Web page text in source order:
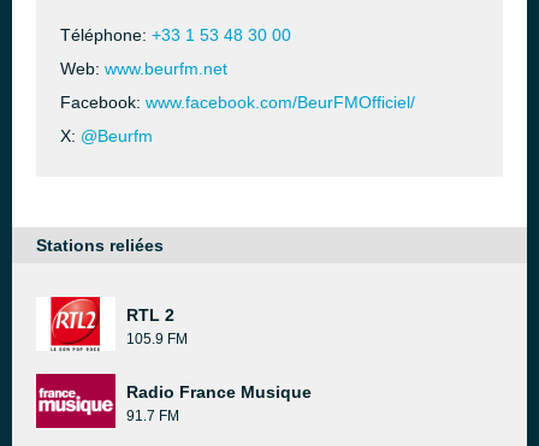
Téléphone: +33 1 53 48 30 00
Web: www.beurfm.net
Facebook: www.facebook.com/BeurFMOfficiel/
X: @Beurfm
Stations reliées
RTL 2
105.9 FM
Radio France Musique
91.7 FM